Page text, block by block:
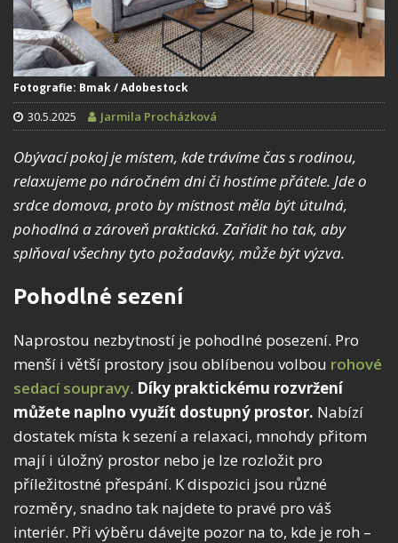
Fotografie: Bmak / Adobestock
30.5.2025 Jarmila Procházková
Obývací pokoj je místem, kde trávíme čas s rodinou,
relaxujeme po náročném dni či hostíme přátele. Jde o
srdce domova, proto by místnost měla být útulná,
pohodlná a zároveň praktická. Zařídit ho tak, aby
splňoval všechny tyto požadavky, může být výzva.
Pohodlné sezení
Naprostou nezbytností je pohodlné posezení. Pro
menší i větší prostory jsou oblíbenou volbou rohové
sedací soupravy. Díky praktickému rozvržení
můžete naplno využít dostupný prostor. Nabízí
dostatek místa k sezení a relaxaci, mnohdy přitom
mají i úložný prostor nebo je lze rozložit pro
příležitostné přespání. K dispozici jsou různé
rozměry, snadno tak najdete to pravé pro váš
interiér. Při výběru dávejte pozor na to, kde je roh –